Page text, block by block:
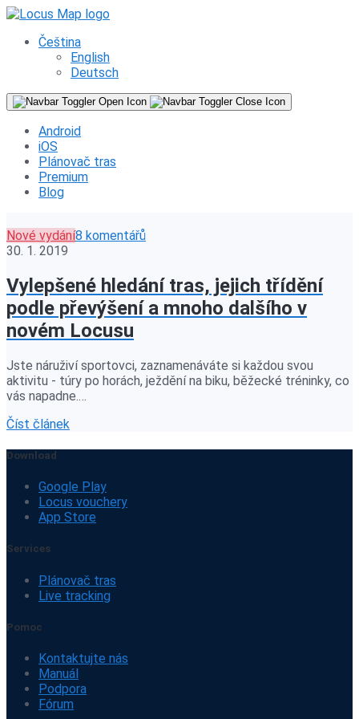
Čeština
English
Deutsch
Android
iOS
Plánovač tras
Premium
Blog
Nové vydání8 komentářů
30. 1. 2019
Vylepšené hledání tras, jejich třídění
podle převýšení a mnoho dalšího v
novém Locusu
Jste náruživí sportovci, zaznamenáváte si každou svou
aktivitu - túry po horách, ježdění na biku, běžecké tréninky, co
vás napadne.…
Číst článek
Download
Google Play
Locus vouchery
App Store
Services
Plánovač tras
Live tracking
Pomoc
Kontaktujte nás
Manuál
Podpora
Fórum